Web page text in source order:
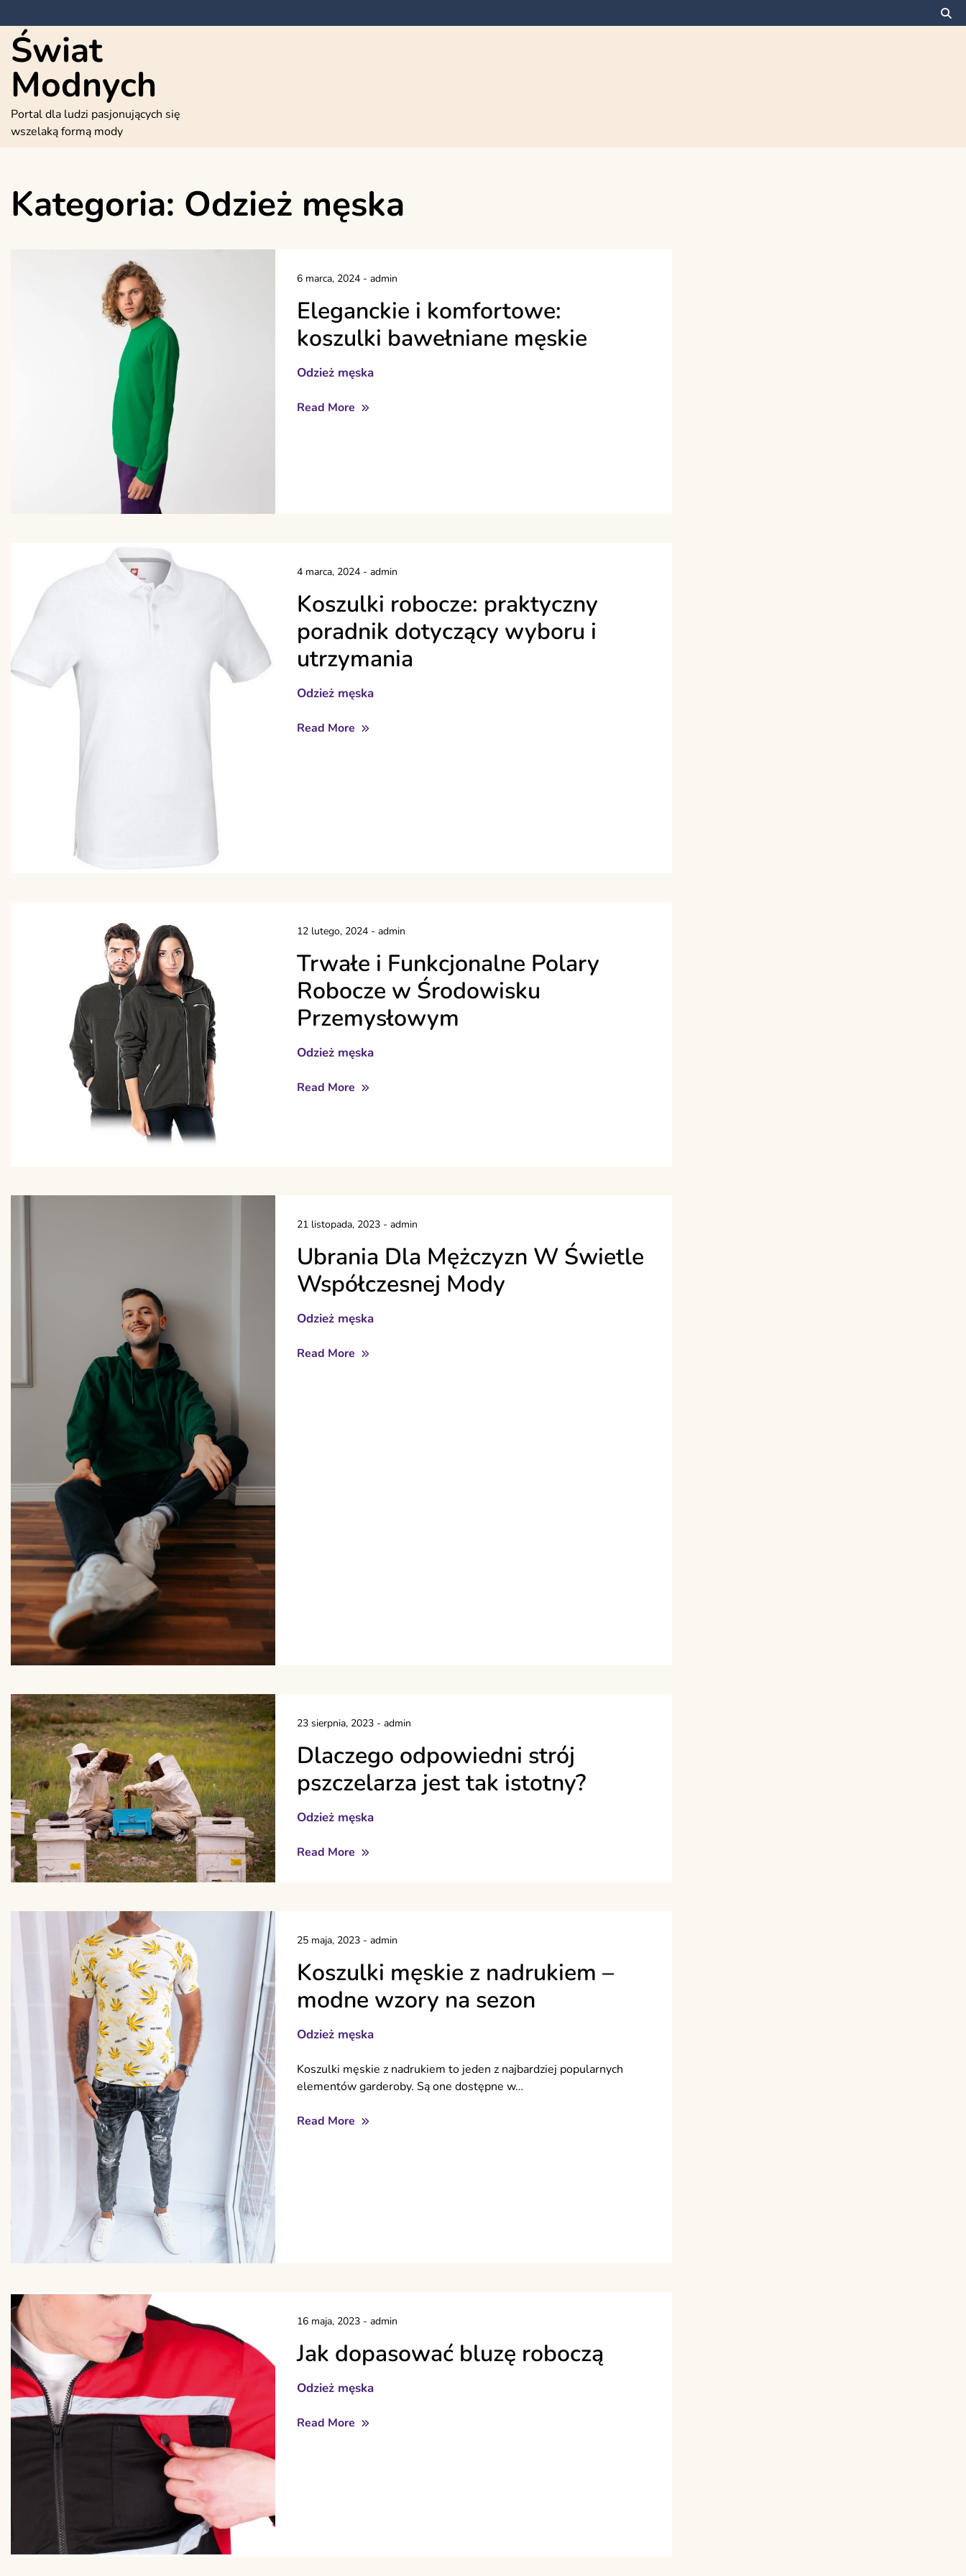
to
content
Świat
Modnych
Portal dla ludzi pasjonujących się
wszelaką formą mody
Kategoria: Odzież męska
6 marca, 2024- admin
Eleganckie i komfortowe:
koszulki bawełniane męskie
Odzież męska
Read More
4 marca, 2024- admin
Koszulki robocze: praktyczny
poradnik dotyczący wyboru i
utrzymania
Odzież męska
Read More
12 lutego, 2024- admin
Trwałe i Funkcjonalne Polary
Robocze w Środowisku
Przemysłowym
Odzież męska
Read More
21 listopada, 2023- admin
Ubrania Dla Mężczyzn W Świetle
Współczesnej Mody
Odzież męska
Read More
23 sierpnia, 2023- admin
Dlaczego odpowiedni strój
pszczelarza jest tak istotny?
Odzież męska
Read More
25 maja, 2023- admin
Koszulki męskie z nadrukiem –
modne wzory na sezon
Odzież męska
Koszulki męskie z nadrukiem to jeden z najbardziej popularnych
elementów garderoby. Są one dostępne w…
Read More
16 maja, 2023- admin
Jak dopasować bluzę roboczą
Odzież męska
Read More